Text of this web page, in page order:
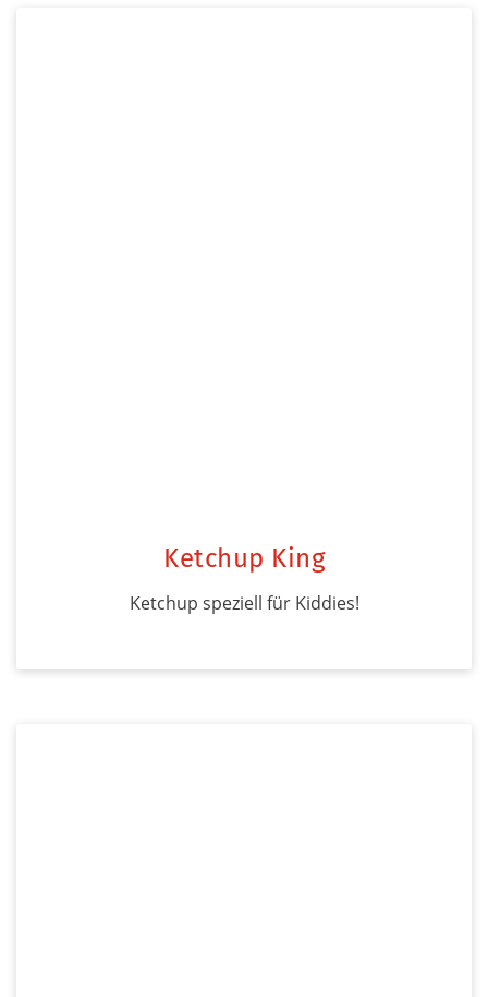
Ketchup King
Ketchup speziell für Kiddies!